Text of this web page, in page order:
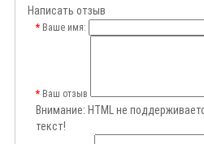
Написать отзыв
Ваше имя:
Ваш отзыв
Внимание: HTML не
текст!